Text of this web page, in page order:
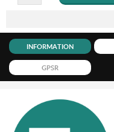
INFORMATION
GPSR